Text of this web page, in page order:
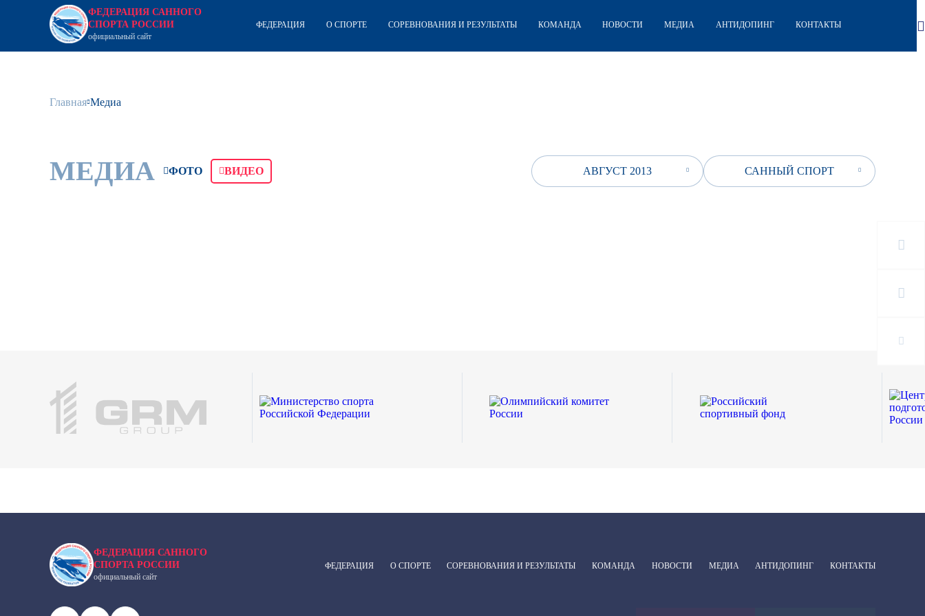
ФЕДЕРАЦИЯ САННОГО
СПОРТА РОССИИ
официальный сайт
ФЕДЕРАЦИЯ О СПОРТЕ СОРЕВНОВАНИЯ И РЕЗУЛЬТАТЫ КОМАНДА НОВОСТИ МЕДИА АНТИДОПИНГ КОНТАКТЫ
Главная Медиа
МЕДИА ФОТО ВИДЕО АВГУСТ 2013 САННЫЙ СПОРТ
ФЕДЕРАЦИЯ САННОГО
СПОРТА РОССИИ
официальный сайт
ФЕДЕРАЦИЯ О СПОРТЕ СОРЕВНОВАНИЯ И РЕЗУЛЬТАТЫ КОМАНДА НОВОСТИ МЕДИА АНТИДОПИНГ КОНТАКТЫ